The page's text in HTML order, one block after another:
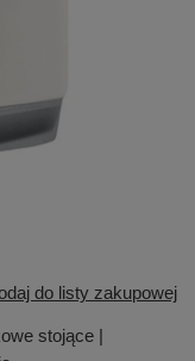
do listy zakupowej
stojące |